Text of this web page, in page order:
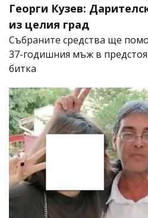
Георги Кузев:
из целия град
Събраните средства ще
37-годишния мъж в
битка